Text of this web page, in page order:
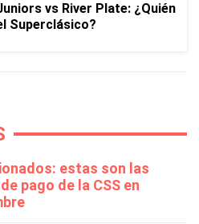
vs River Plate: ¿Quién
Superclásico?
estas son las
pago de la CSS en